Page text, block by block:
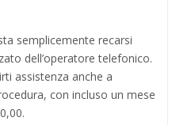
semplicemente recarsi
dell’operatore telefonico.
assistenza anche a
con incluso un mese